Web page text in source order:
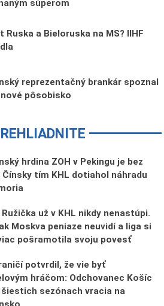
súperom
Ruska a Bieloruska na MS? IIHF
reprezentačný brankár spoznal
pôsobisko
hrdina ZOH v Pekingu je bez
Čínsky tím KHL dotiahol náhradu
už v KHL nikdy nenastúpi.
Moskva peniaze neuvidí a liga si
pošramotila svoju povesť
potvrdil, že vie byť
hráčom: Odchovanec Košíc
sezónach vracia na